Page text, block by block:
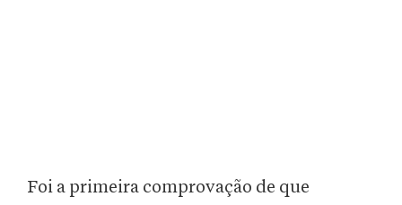
Foi a primeira comprovação de que